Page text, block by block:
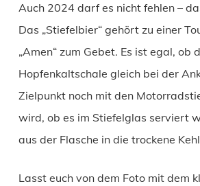
Auch 2024 darf es nicht fehlen –
Das „Stiefelbier“ gehört zu einer
„Amen“ zum Gebet. Es ist egal, ob
Hopfenkaltschale gleich bei der
Zielpunkt noch mit den
wird, ob es im Stiefelglas serviert
aus der Flasche in die trockene
Lasst euch von dem Foto mit dem